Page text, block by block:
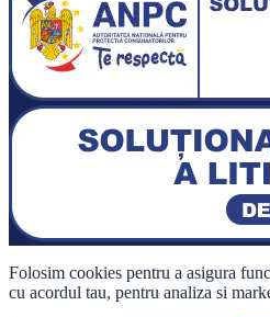
Folosim cookies pentru a asigura
cu acordul tau, pentru analiza si